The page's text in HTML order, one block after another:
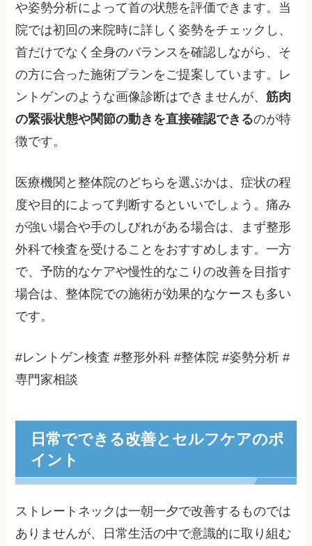
や姿勢分析によって首の状態を評価できます。当
院では初回の来院時に詳しく姿勢をチェックし、
首だけでなく全身のバランスを確認しながら、そ
の方に合った施術プランをご提案しています。レ
ントゲンのような画像診断はできませんが、筋肉
の緊張状態や関節の動きを直接確認できるのが特
徴です。
医療機関と整体院のどちらを選ぶかは、症状の程
度や目的によって判断するといいでしょう。痛み
が強い場合や手のしびれがある場合は、まず整形
外科で検査を受けることをおすすめします。一方
で、予防的なケアや慢性的なこりの改善を目指す
場合は、整体院での施術が効果的なケースも多い
です。
#レントゲン検査 #整形外科 #整体院 #姿勢分析 #
専門家相談
日常でできる改善とセルフケアのポ
イント
ストレートネックは一朝一夕で改善するものでは
ありませんが、日常生活の中で意識的に取り組む